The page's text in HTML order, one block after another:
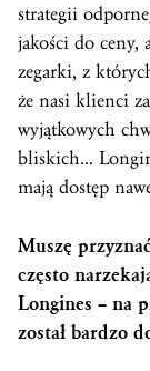
strategii
jakości do ceny,
zegarki, z
że nasi klienci
wyjątkowych
bliskich…
mają dostęp
Muszę
często
Longines – na
został bardzo